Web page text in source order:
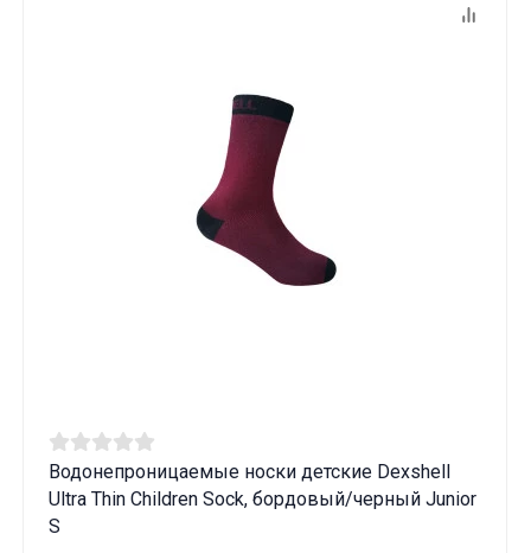
Водонепроницаемые носки детские Dexshell
Ultra Thin Children Sock, бордовый/черный Junior
S